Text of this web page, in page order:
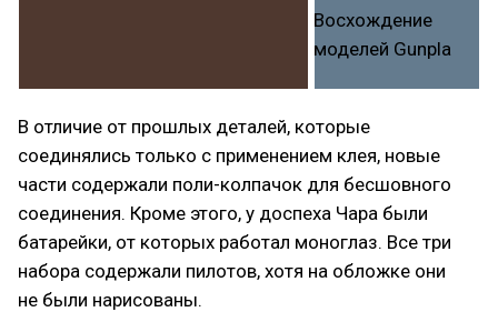
В отличие от прошлых деталей, которые
соединялись только с применением клея, новые
части содержали поли-колпачок для бесшовного
соединения. Кроме этого, у доспеха Чара были
батарейки, от которых работал моноглаз. Все три
набора содержали пилотов, хотя на обложке они
не были нарисованы.